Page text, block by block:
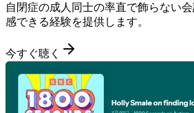
自閉症の成人同士の率直で飾らない
感できる経験を提供します。
今すぐ聴く